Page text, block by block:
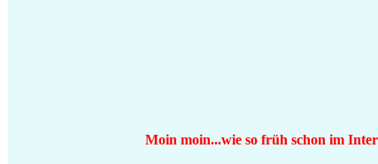
Moin moin...wie so früh schon im